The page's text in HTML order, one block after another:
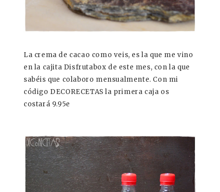
La crema de cacao como veis, es la que me vino
en la cajita Disfrutabox de este mes, con la que
sabéis que colaboro mensualmente. Con mi
código DECORECETAS la primera caja os
costará 9.95e